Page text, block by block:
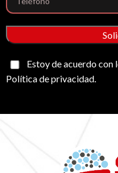
Estoy de acuerdo con
Política de privacidad.